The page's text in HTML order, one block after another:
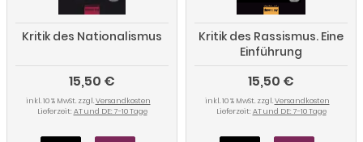
Kritik des Nationalismus
15,50 €
inkl. 10 % MwSt. zzgl.Versandkosten
Lieferzeit: AT und DE: 7-10 Tage
Kritik des Rassismus. Eine
Einführung
15,50 €
inkl. 10 % MwSt. zzgl.Versandkosten
Lieferzeit: AT und DE: 7-10 Tage